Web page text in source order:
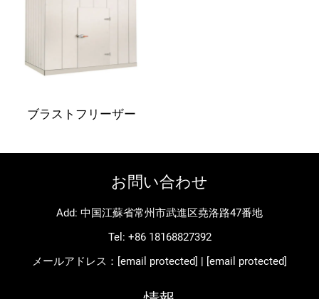
ブラストフリーザー
お問い合わせ
Add: 中国江蘇省常州市武進区堯洛路47番地
Tel: +86 18168827392
メールアドレス： [email protected] [email protected]